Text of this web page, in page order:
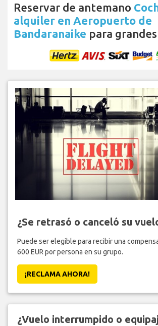
Reservar de antemano
alquiler en Aeropuerto de
Bandaranaike para
¿Se retrasó o canceló su
Puede ser elegible para recibir una
600 EUR por persona en su grupo.
¡RECLAMA AHORA!
¿Vuelo interrumpido o